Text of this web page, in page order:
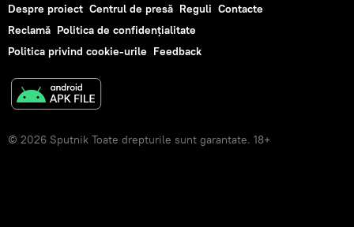
Despre proiect Centrul de presă Reguli Contacte
Reclamă Politica de confidențialitate
Politica privind cookie-urile Feedback
© 2026 Sputnik Toate drepturile sunt garantate. 18+